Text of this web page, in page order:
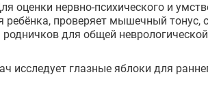
оценки нервно-психического и
ребёнка, проверяет мышечный тонус,
родничков для общей
исследует глазные яблоки для